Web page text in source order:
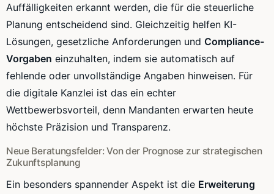
Auffälligkeiten erkannt werden, die für die steuerliche
Planung entscheidend sind. Gleichzeitig helfen KI-
Lösungen, gesetzliche Anforderungen und Compliance-
Vorgaben einzuhalten, indem sie automatisch auf
fehlende oder unvollständige Angaben hinweisen. Für
die digitale Kanzlei ist das ein echter
Wettbewerbsvorteil, denn Mandanten erwarten heute
höchste Präzision und Transparenz.
Neue Beratungsfelder: Von der Prognose zur strategischen
Zukunftsplanung
Ein besonders spannender Aspekt ist die Erweiterung